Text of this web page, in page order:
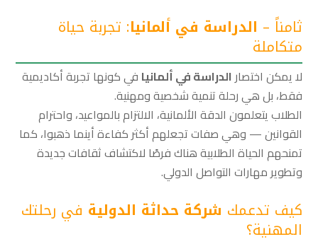
ثامناً – الدراسة في ألمانيا: تجربة حياة
متكاملة
لا يمكن اختصار الدراسة في ألمانيا في كونها تجربة أكاديمية
فقط، بل هي رحلة تنمية شخصية ومهنية.
الطلاب يتعلمون الدقة الألمانية، الالتزام بالمواعيد، واحترام
القوانين — وهي صفات تجعلهم أكثر كفاءة أينما ذهبوا، كما
تمنحهم الحياة الطلابية هناك فرصًا لاكتشاف ثقافات جديدة
وتطوير مهارات التواصل الدولي.
كيف تدعمك شركة حداثة الدولية في رحلتك
المهنية؟